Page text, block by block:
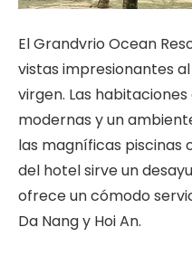
El Grandvrio Ocean
vistas impresionantes
virgen. Las
modernas y un
las magníficas piscinas
del hotel sirve un
ofrece un cómodo
Da Nang y Hoi An.